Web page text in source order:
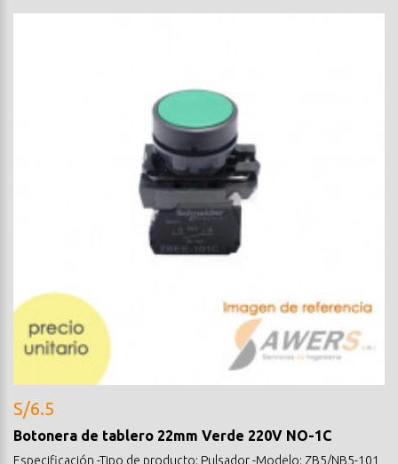
S/6.5
Botonera de tablero 22mm Verde 220V NO-1C
Especificación -Tipo de producto: Pulsador -Modelo: ZB5/NB5-101